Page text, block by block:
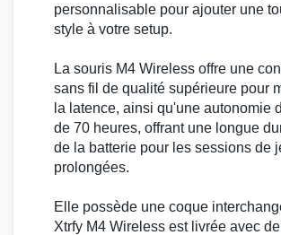
personnalisable pour ajouter une
style à votre setup.
La souris M4 Wireless offre une
sans fil de qualité supérieure pour
la latence, ainsi qu'une autonomie
de 70 heures, offrant une longue
de la batterie pour les sessions de
prolongées.
Elle possède une coque
Xtrfy M4 Wireless est livrée avec